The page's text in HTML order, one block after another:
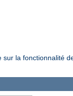
la fonctionnalité